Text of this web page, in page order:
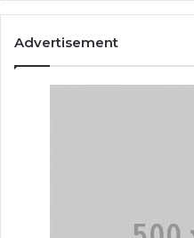
Advertisement